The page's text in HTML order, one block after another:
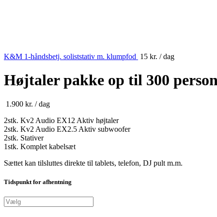
K&M 1-håndsbetj. soliststativ m. klumpfod 15 kr. / dag
Højtaler pakke op til 300
1.900 kr. / dag
2stk. Kv2 Audio EX12 Aktiv højtaler
2stk. Kv2 Audio EX2.5 Aktiv subwoofer
2stk. Stativer
1stk. Komplet kabelsæt
Sættet kan tilsluttes direkte til tablets, telefon, DJ pult m.m.
Tidspunkt for afhentning